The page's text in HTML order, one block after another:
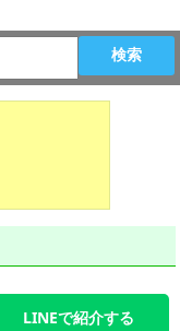
検索
LINEで紹介する